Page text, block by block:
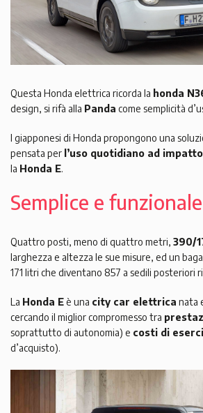
Questa Honda elettrica ricorda la honda
design, si rifà alla Panda come semplicità
I giapponesi di Honda propongono una
pensata per l’uso quotidiano ad
la Honda E.
Semplice e funzionale
Quattro posti, meno di quattro metri, 390/
larghezza e altezza le sue misure, ed un
171 litri che diventano 857 a sedili posteriori
La Honda Eè una city car elettrica nata
cercando il miglior compromesso tra
soprattutto di autonomia) e costi di
d’acquisto).